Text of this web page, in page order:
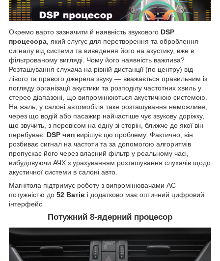
Окремо варто зазначити й наявність звукового DSP
процесора , який слугує для перетворення та оброблення
сигналу від системи та виведення його на акустику, вже в
фільтрованому вигляді. Чому його наявність важлива?
Розташування слухача на рівній дистанції (по центру) від
лівого та правого джерела звуку — вважається правильним із
погляду організації акустики та розподілу частотних хвиль у
стерео діапазоні, що випромінюються акустичною системою.
На жаль, у салоні автомобіля таке розташування неможливе,
через що водій або пасажир найчастіше чує звукову доріжку,
що звучить, з перевісом на одну зі сторін, ближче до якої він
перебуває. DSP чип вирішує цю проблему. Фактично, він
розбиває сигнал на частоти та за допомогою алгоритмів
пропускає його через власний фільтр у реальному часі,
вибудовуючи АЧХ з урахуванням розташування слухачів щодо
акустичної системи в салоні авто.
Магнітола підтримує роботу з випромінювачами АС
потужністю до 52 Ватів і додатково має оптичний цифровий
інтерфейс
Потужний 8-ядерний процесор